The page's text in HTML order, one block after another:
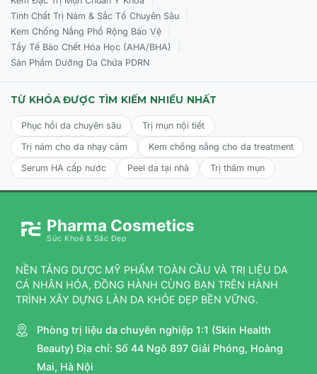
Massage:Vỗ nhẹ để dưỡng chất thẩm thấu hoàn toàn.
Lưu ý:Tránh thoa trực tiếp lên vùng mắt. Sử dụng đều
đặn 2 lần/ngày
Tinh Chất Trị Nám & Sắc Tố Chuyên Sâu
Kem Chống Nắng Phổ Rộng Bảo Vệ
Tẩy Tế Bào Chết Hóa Học (AHA/BHA)
Sản Phẩm Dưỡng Da Chứa PDRN
TỪ KHÓA ĐƯỢC TÌM KIẾM NHIỀU NHẤT
Phục hồi da chuyên sâu
Trị mụn nội tiết
Trị nám cho da nhạy cảm
Kem chống nắng cho da treatment
Serum HA cấp nước
Peel da tại nhà Trị thâm mụn
Pharma Cosmetics
Sức Khoẻ & Sắc Đẹp
NỀN TẢNG DƯỢC MỸ PHẨM TOÀN CẦU VÀ TRỊ LIỆU DA
CÁ NHÂN HÓA, ĐỒNG HÀNH CÙNG BẠN TRÊN HÀNH
TRÌNH XÂY DỰNG LÀN DA KHỎE ĐẸP BỀN VỮNG.
Phòng trị liệu da chuyên nghiệp 1:1 (Skin Health
Beauty) Địa chỉ: Số 44 Ngõ 897 Giải Phóng, Hoàng
Mai, Hà Nội